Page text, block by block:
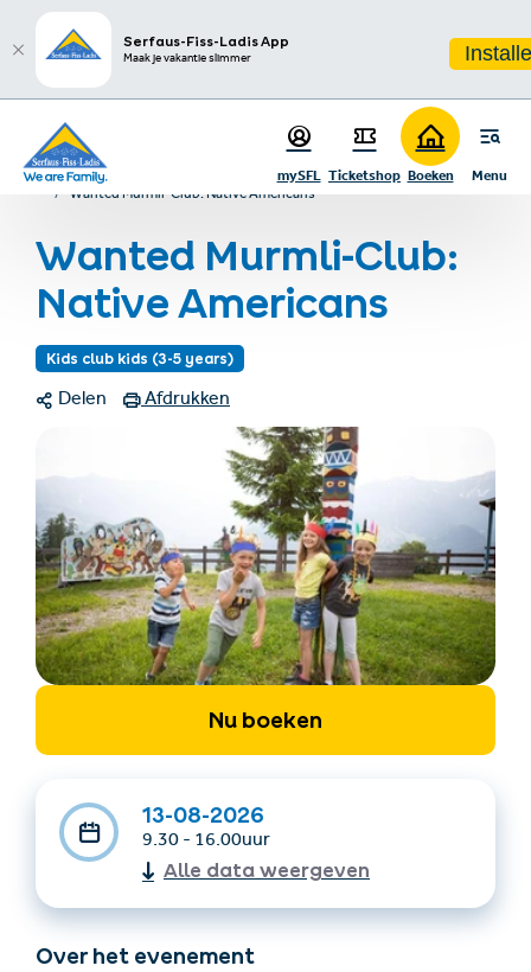
Serfaus-Fiss-Ladis App
Maak je vakantie slimmer
Ga naar hoofdinhoud
Ga naar inhoudsopgave
Ga naar hoofdnavigatie
sr.table-of-contents
Infos & Highlights
Menu
mySFL Ticketshop Boeken
vinden
Startpagina
Evenementen- & Belevingsprogramma
Wanted Murmli-Club: Native Americans
Wanted Murmli-Club:
Native Americans
Kids club kids (3-5 years)
Delen Afdrukken
Nu boeken
13-08-2026
9.30 - 16.00uur
Alle data weergeven
Over het evenement